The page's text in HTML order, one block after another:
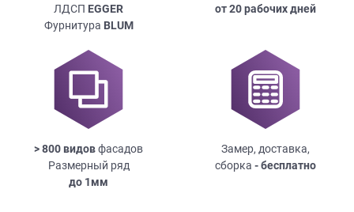
ЛДСП EGGER
Фурнитура BLUM
от 20 рабочих дней
> 800 видовфасадов
Размерный ряд
до 1мм
Замер, доставка,
сборка - бесплатно